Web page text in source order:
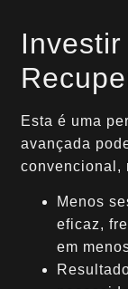
Esta é uma
avançada
convencional,
Menos
eficaz,
em